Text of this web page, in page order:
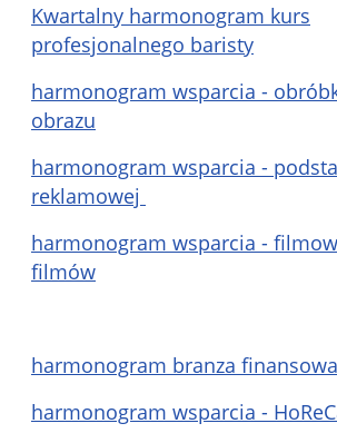
Kwartalny harmonogram kurs
profesjonalnego baristy
harmonogram wsparcia -
obrazu
harmonogram wsparcia -
reklamowej
harmonogram wsparcia -
filmów
harmonogram branza finansowa
harmonogram wsparcia -